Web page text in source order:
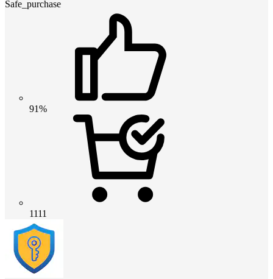
Safe_purchase
91%
1111